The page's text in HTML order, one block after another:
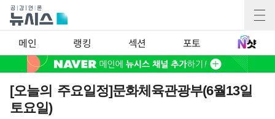
메인 랭킹 섹션 포토
[오늘의 주요일정]문화체육관광부(6월13일
토요일)